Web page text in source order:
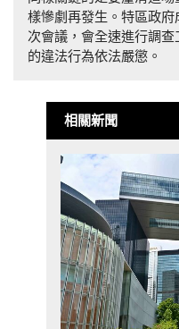
樣慘劇再發生。特區政
次會議，會全速進行調
的違法行為依法嚴懲。
相關新聞